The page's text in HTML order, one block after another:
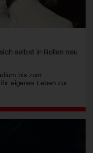
selbst in Rollen neu
bis zum
eigenes Leben zur